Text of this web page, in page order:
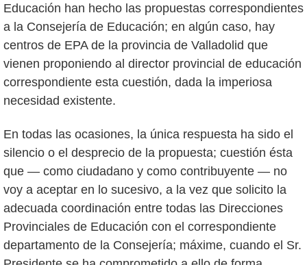
Educación han hecho las propuestas correspondientes
a la Consejería de Educación; en algún caso, hay
centros de EPA de la provincia de Valladolid que
vienen proponiendo al director provincial de educación
correspondiente esta cuestión, dada la imperiosa
necesidad existente.
En todas las ocasiones, la única respuesta ha sido el
silencio o el desprecio de la propuesta; cuestión ésta
que — como ciudadano y como contribuyente — no
voy a aceptar en lo sucesivo, a la vez que solicito la
adecuada coordinación entre todas las Direcciones
Provinciales de Educación con el correspondiente
departamento de la Consejería; máxime, cuando el Sr.